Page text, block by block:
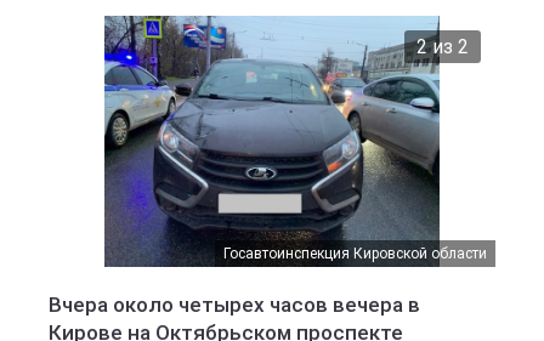
2 из 2
Госавтоинспекция Кировской области
Госавтоинспекция Кировской области
Вчера около четырех часов вечера в
Кирове на Октябрьском проспекте